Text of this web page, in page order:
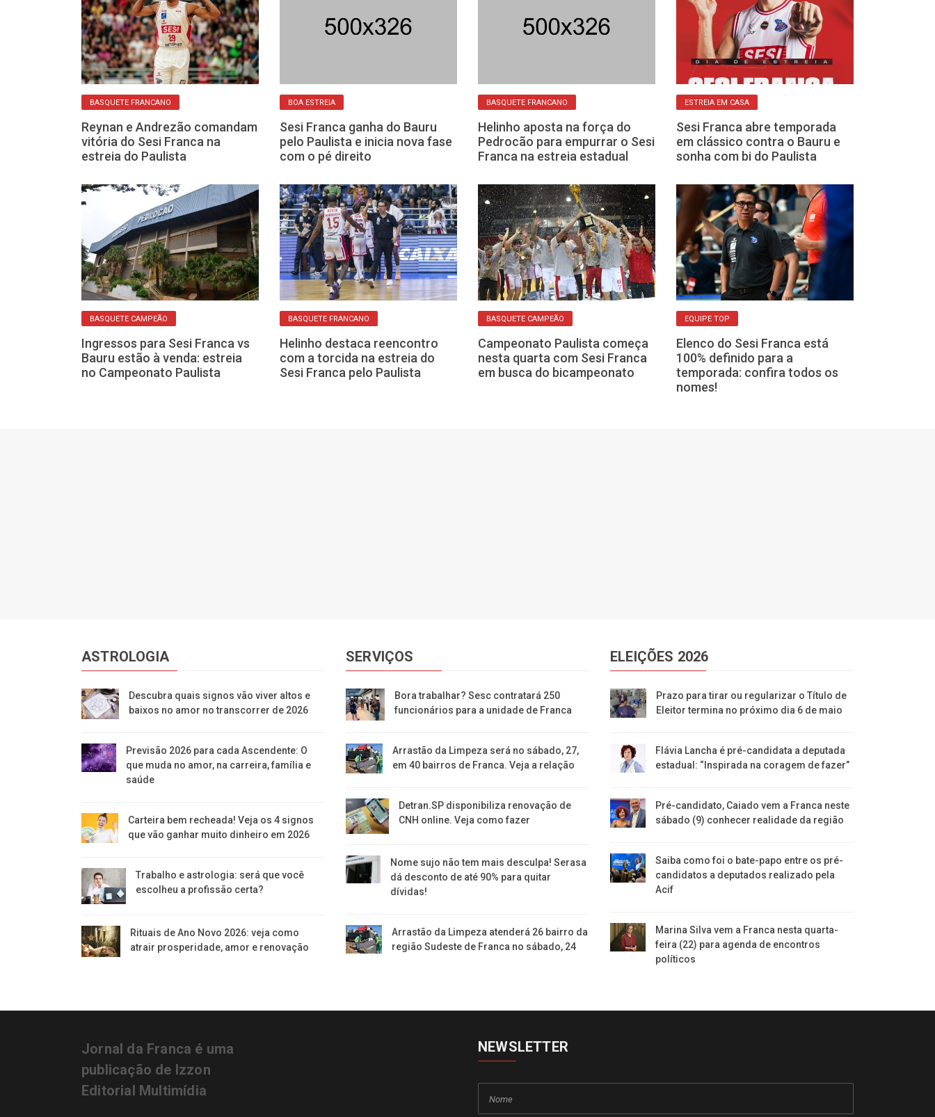
BASQUETE FRANCANO
Reynan e Andrezão comandam
vitória do Sesi Franca na
estreia do Paulista
BOA ESTREIA
Sesi Franca ganha do Bauru
pelo Paulista e inicia nova fase
com o pé direito
BASQUETE FRANCANO
Helinho aposta na força do
Pedrocão para empurrar o Sesi
Franca na estreia estadual
ESTREIA EM CASA
Sesi Franca abre temporada
em clássico contra o Bauru e
sonha com bi do Paulista
BASQUETE CAMPEÃO
Ingressos para Sesi Franca vs
Bauru estão à venda: estreia
no Campeonato Paulista
BASQUETE FRANCANO
Helinho destaca reencontro
com a torcida na estreia do
Sesi Franca pelo Paulista
BASQUETE CAMPEÃO
Campeonato Paulista começa
nesta quarta com Sesi Franca
em busca do bicampeonato
EQUIPE TOP
Elenco do Sesi Franca está
100% definido para a
temporada: confira todos os
nomes!
ASTROLOGIA
Descubra quais signos vão viver altos e
baixos no amor no transcorrer de 2026
Previsão 2026 para cada Ascendente: O
que muda no amor, na carreira, família e
saúde
Carteira bem recheada! Veja os 4 signos
que vão ganhar muito dinheiro em 2026
Trabalho e astrologia: será que você
escolheu a profissão certa?
Rituais de Ano Novo 2026: veja como
atrair prosperidade, amor e renovação
SERVIÇOS
Bora trabalhar? Sesc contratará 250
funcionários para a unidade de Franca
Arrastão da Limpeza será no sábado, 27,
em 40 bairros de Franca. Veja a relação
Detran.SP disponibiliza renovação de
CNH online. Veja como fazer
Nome sujo não tem mais desculpa! Serasa
dá desconto de até 90% para quitar
dívidas!
Arrastão da Limpeza atenderá 26 bairro da
região Sudeste de Franca no sábado, 24
ELEIÇÕES 2026
Prazo para tirar ou regularizar o Título de
Eleitor termina no próximo dia 6 de maio
Flávia Lancha é pré-candidata a deputada
estadual: “Inspirada na coragem de fazer”
Pré-candidato, Caiado vem a Franca neste
sábado (9) conhecer realidade da região
Saiba como foi o bate-papo entre os pré-
candidatos a deputados realizado pela
Acif
Marina Silva vem a Franca nesta quarta-
feira (22) para agenda de encontros
políticos
Jornal da Franca é uma
publicação de Izzon
Editorial Multimídia
NEWSLETTER